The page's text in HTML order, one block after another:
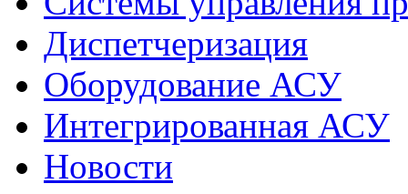
Диспетчеризация
Оборудование АСУ
Интегрированная АСУ
Новости